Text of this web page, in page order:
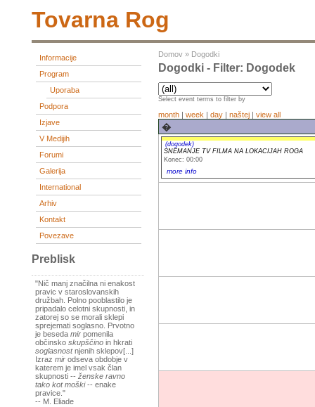
Tovarna Rog
Informacije
Program
Uporaba
Podpora
Izjave
V Medijih
Forumi
Galerija
International
Arhiv
Kontakt
Povezave
Preblisk
"Nič manj značilna ni enakost
pravic v staroslovanskih
družbah. Polno pooblastilo je
pripadalo celotni skupnosti, in
zatorej so se morali sklepi
sprejemati soglasno. Prvotno
je beseda mir pomenila
občinsko skupščino in hkrati
soglasnostnjenih sklepov[...]
Izraz mir odseva obdobje v
katerem je imel vsak član
skupnosti -- ženske ravno
tako kot moški-- enake
pravice."
-- M. Eliade
Domov » Dogodki
Dogodki - Filter: Dogodek
Select event terms to filter by
month | week | day | naštej | view all
�
(dogodek)
SNEMANJE TV FILMA NA LOKACIJAH ROGA
Konec: 00:00
more info